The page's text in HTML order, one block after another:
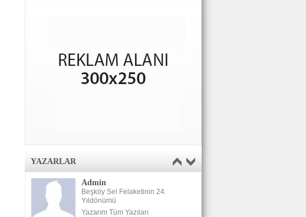
YAZARLAR
Admin
Beşköy Sel Felaketinin 24.
Yıldönümü
Yazarım Tüm Yazıları